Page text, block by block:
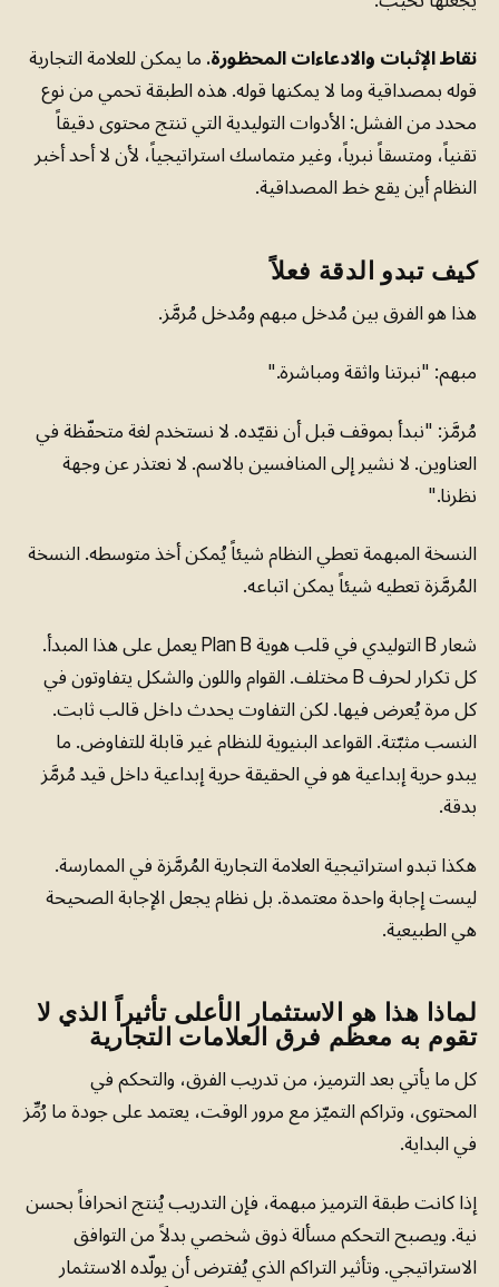
نقاط الإثبات والادعاءات المحظورة. ما يمكن للعلامة التجارية
قوله بمصداقية وما لا يمكنها قوله. هذه الطبقة تحمي من نوع
محدد من الفشل: الأدوات التوليدية التي تنتج محتوى دقيقاً
تقنياً، ومتسقاً نبرياً، وغير متماسك استراتيجياً، لأن لا أحد أخبر
النظام أين يقع خط المصداقية.
كيف تبدو الدقة فعلاً
هذا هو الفرق بين مُدخل مبهم ومُدخل مُرمَّز.
مبهم: "نبرتنا واثقة ومباشرة."
مُرمَّز: "نبدأ بموقف قبل أن نقيّده. لا نستخدم لغة متحفّظة في
العناوين. لا نشير إلى المنافسين بالاسم. لا نعتذر عن وجهة
نظرنا."
النسخة المبهمة تعطي النظام شيئاً يُمكن أخذ متوسطه. النسخة
المُرمَّزة تعطيه شيئاً يمكن اتباعه.
شعار B التوليدي في قلب هوية Plan B يعمل على هذا المبدأ.
كل تكرار لحرف B مختلف. القوام واللون والشكل يتفاوتون في
كل مرة يُعرض فيها. لكن التفاوت يحدث داخل قالب ثابت.
النسب مثبّتة. القواعد البنيوية للنظام غير قابلة للتفاوض. ما
يبدو حرية إبداعية هو في الحقيقة حرية إبداعية داخل قيد مُرمَّز
بدقة.
هكذا تبدو استراتيجية العلامة التجارية المُرمَّزة في الممارسة.
ليست إجابة واحدة معتمدة. بل نظام يجعل الإجابة الصحيحة
هي الطبيعية.
لماذا هذا هو الاستثمار الأعلى تأثيراً الذي لا
تقوم به معظم فرق العلامات التجارية
كل ما يأتي بعد الترميز، من تدريب الفرق، والتحكم في
المحتوى، وتراكم التميّز مع مرور الوقت، يعتمد على جودة ما رُمِّز
في البداية.
إذا كانت طبقة الترميز مبهمة، فإن التدريب يُنتج انحرافاً بحسن
نية. ويصبح التحكم مسألة ذوق شخصي بدلاً من التوافق
الاستراتيجي. وتأثير التراكم الذي يُفترض أن يولّده الاستثمار